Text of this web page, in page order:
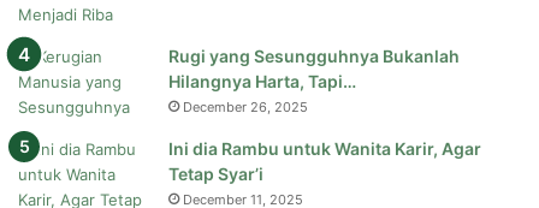
Rugi yang Sesungguhnya Bukanlah
Hilangnya Harta, Tapi…
December 26, 2025
Ini dia Rambu untuk Wanita Karir, Agar
Tetap Syar’i
December 11, 2025